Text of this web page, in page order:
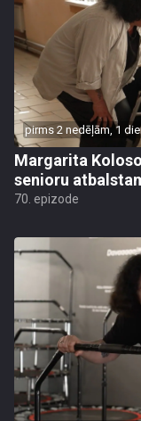
pirms 2 nedēļām, 1
Margarita
senioru
70. epizode